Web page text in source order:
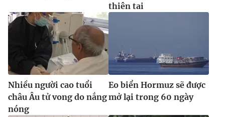
thiên tai
Nhiều người cao tuổi
châu Âu tử vong do nắng
nóng
Eo biển Hormuz sẽ được
mở lại trong 60 ngày